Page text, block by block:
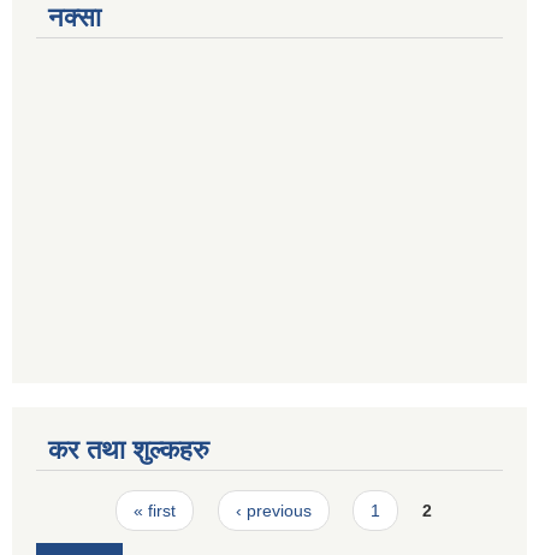
नक्सा
कर तथा शुल्कहरु
Pages« first ‹ previous 1 2